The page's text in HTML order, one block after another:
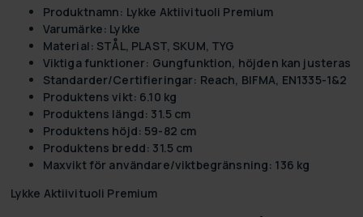
Produktnamn: Lykke Aktiivituoli Premium
Varumärke: Lykke
Material: STÅL, PLAST, SKUM, TYG
Viktiga funktioner: Gungfunktion, höjden kan justeras
Standarder/Certifieringar: Reach, BIFMA, EN1335-1&2
Produktens vikt: 6.10 kg
Produktens längd: 31.5 cm
Produktens höjd: 59-82 cm
Produktens bredd: 31.5 cm
Maxvikt för användare/viktbegränsning: 136 kg
Lykke Aktiivituoli Premium